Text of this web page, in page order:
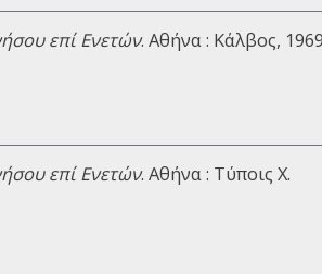
επί Ενετών. Αθήνα : Κάλβος,
επί Ενετών. Αθήνα : Τύποις Χ.